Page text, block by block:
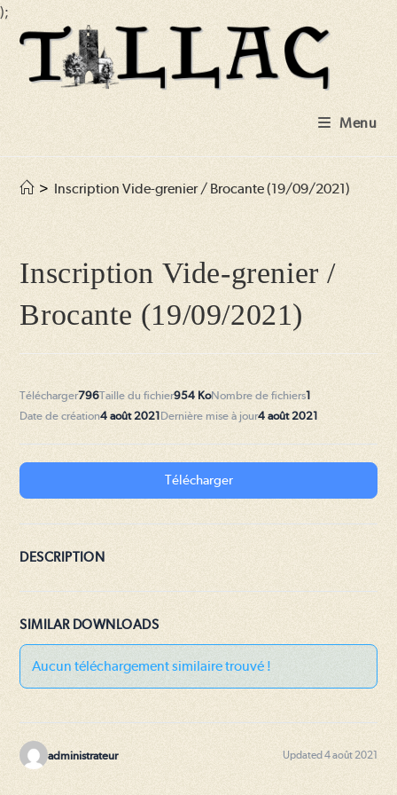
);
Skip
content
Menu
> Inscription Vide-grenier / Brocante (19/09/2021)
Inscription Vide-grenier /
Brocante (19/09/2021)
Télécharger796Taille du fichier954 KoNombre de fichiers1
Date de création4 août 2021Dernière mise à jour4 août 2021
Télécharger
DESCRIPTION
SIMILAR DOWNLOADS
Aucun téléchargement similaire trouvé !
administrateur Updated 4 août 2021